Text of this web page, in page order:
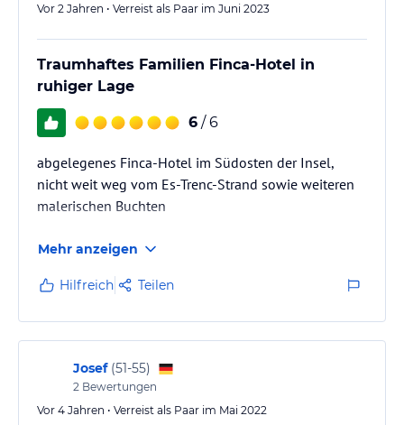
Vor 2 Jahren • Verreist als Paar im Juni 2023
Traumhaftes Familien Finca-Hotel in
ruhiger Lage
6 / 6
abgelegenes Finca-Hotel im Südosten der Insel,
nicht weit weg vom Es-Trenc-Strand sowie weiteren
malerischen Buchten
Mehr anzeigen
Hilfreich Teilen
Josef (51-55)
2 Bewertungen
Vor 4 Jahren • Verreist als Paar im Mai 2022